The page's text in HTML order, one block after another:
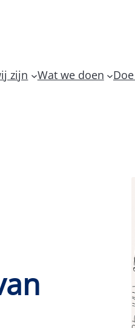
zijn Wat we doen